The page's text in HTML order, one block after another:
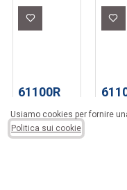
PROLUNGA
ELETTRICA
SPIRALATA
61100R
Usiamo cookies per fornire
Politica sui cookie